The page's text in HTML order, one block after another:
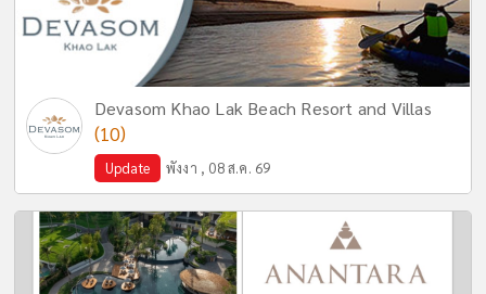
Devasom Khao Lak Beach Resort and Villas
(10)
Update พังงา , 08 ส.ค. 69